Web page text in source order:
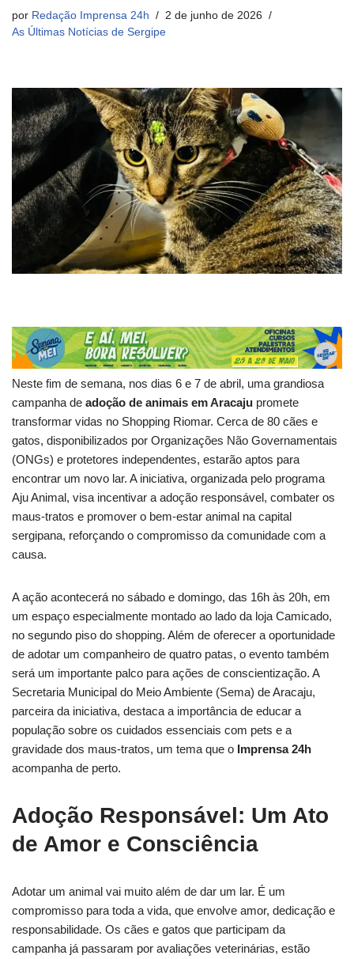
por Redação Imprensa 24h
2 de junho de 2026
As Últimas Notícias de Sergipe
Neste fim de semana, nos dias 6 e 7 de abril, uma grandiosa
campanha de adoção de animais em Aracaju promete
transformar vidas no Shopping Riomar. Cerca de 80 cães e
gatos, disponibilizados por Organizações Não Governamentais
(ONGs) e protetores independentes, estarão aptos para
encontrar um novo lar. A iniciativa, organizada pelo programa
Aju Animal, visa incentivar a adoção responsável, combater os
maus-tratos e promover o bem-estar animal na capital
sergipana, reforçando o compromisso da comunidade com a
causa.
A ação acontecerá no sábado e domingo, das 16h às 20h, em
um espaço especialmente montado ao lado da loja Camicado,
no segundo piso do shopping. Além de oferecer a oportunidade
de adotar um companheiro de quatro patas, o evento também
será um importante palco para ações de conscientização. A
Secretaria Municipal do Meio Ambiente (Sema) de Aracaju,
parceira da iniciativa, destaca a importância de educar a
população sobre os cuidados essenciais com pets e a
gravidade dos maus-tratos, um tema que o Imprensa 24h
acompanha de perto.
Adoção Responsável: Um Ato
de Amor e Consciência
Adotar um animal vai muito além de dar um lar. É um
compromisso para toda a vida, que envolve amor, dedicação e
responsabilidade. Os cães e gatos que participam da
campanha já passaram por avaliações veterinárias, estão